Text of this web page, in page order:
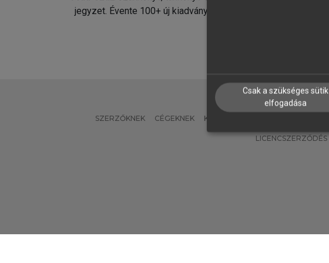
jegyzet. Évente 100+ új kiadvány.
SZERZŐKNEK CÉGEKNEK KÖNYVTÁROSOKNAK
LICENCSZERZŐDÉS
Csak a szükséges sütik
elfogadása